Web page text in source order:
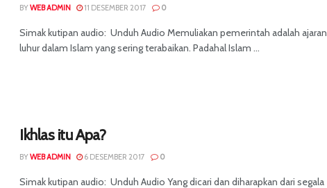
BYWEB ADMIN 11 DESEMBER 2017 0
Simak kutipan audio: Unduh Audio Memuliakan pemerintah adalah ajaran
luhur dalam Islam yang sering terabaikan. Padahal Islam ...
Ikhlas itu Apa?
BYWEB ADMIN 6 DESEMBER 2017 0
Simak kutipan audio: Unduh Audio Yang dicari dan diharapkan dari segala